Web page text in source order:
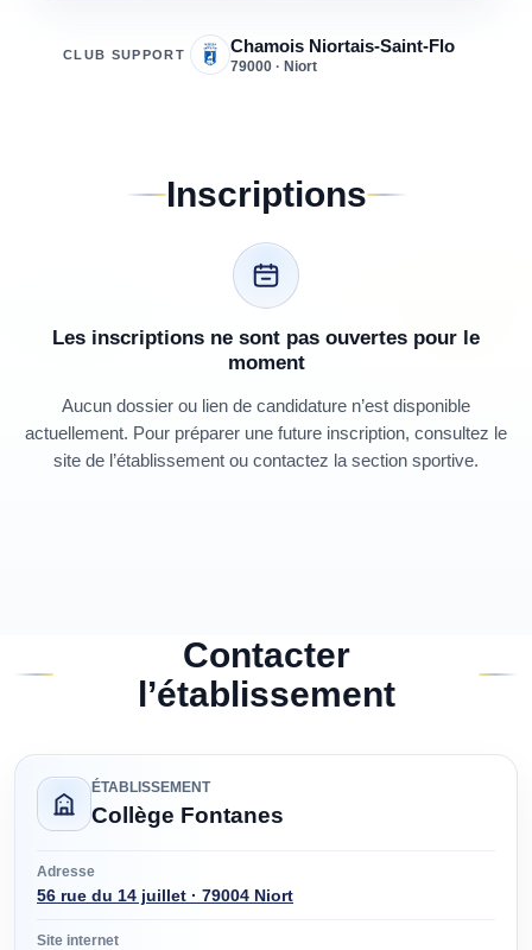
CLUB SUPPORT Chamois Niortais-Saint-Flo
79000 · Niort
Inscriptions
Les inscriptions ne sont pas ouvertes pour le
moment
Aucun dossier ou lien de candidature n’est disponible
actuellement. Pour préparer une future inscription, consultez le
site de l’établissement ou contactez la section sportive.
Contacter
l’établissement
ÉTABLISSEMENT
Collège Fontanes
Adresse
56 rue du 14 juillet · 79004 Niort
Site internet